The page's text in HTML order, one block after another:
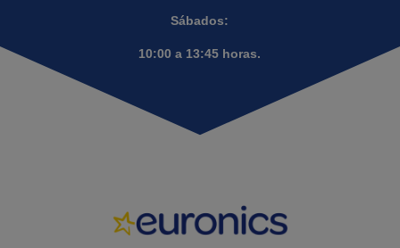
Sábados:
10:00 a 13:45 horas.